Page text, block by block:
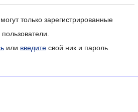
только зарегистрированные
пользователи.
или введите свой ник и пароль.